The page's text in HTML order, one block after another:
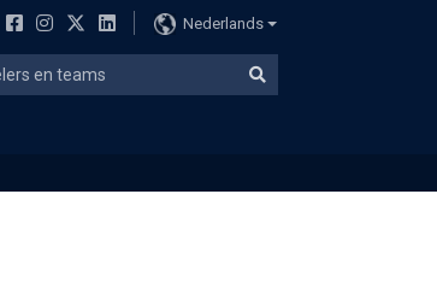
Nederlands